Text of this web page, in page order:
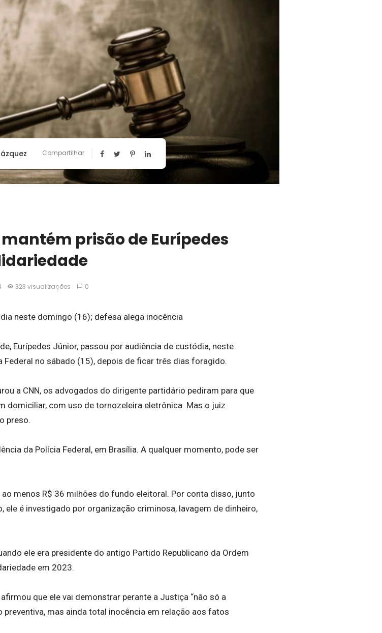
Compartilhar
prisão de Eurípedes
323 visualizações 0
neste domingo (16); defesa alega inocência
Eurípedes Júnior, passou por audiência de custódia, neste
Federal no sábado (15), depois de ficar três dias foragido.
a CNN, os advogados do dirigente partidário pediram para que
domiciliar, com uso de tornozeleira eletrônica. Mas o juiz
preso.
da Polícia Federal, em Brasília. A qualquer momento, pode ser
menos R$ 36 milhões do fundo eleitoral. Por conta disso, junto
é investigado por organização criminosa, lavagem de dinheiro,
ele era presidente do antigo Partido Republicano da Ordem
em 2023.
que ele vai demonstrar perante a Justiça “não só a
mas ainda total inocência em relação aos fatos